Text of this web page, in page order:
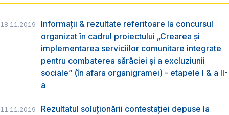
18.11.2019
Informații & rezultate referitoare la concursul
organizat în cadrul proiectului „Crearea și
implementarea serviciilor comunitare integrate
pentru combaterea sărăciei și a excluziunii
sociale” (în afara organigramei) - etapele I & a II-
a
11.11.2019
Rezultatul soluționării contestației depuse la